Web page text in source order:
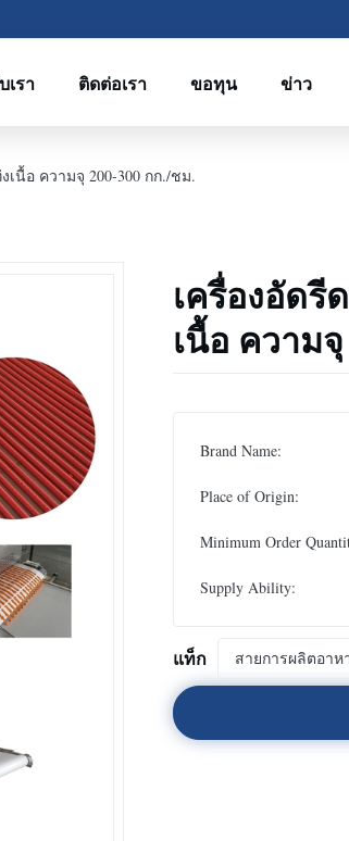
เรา ติดต่อเรา ขอทุน ข่าว
นื้อ ความจุ 200-300 กก./ชม.
เครื่องอัด
เนื้อ ความ
Brand Name:
Place of Origin:
Minimum Order
Supply Ability:
แท็ก สายการผลิตอาห